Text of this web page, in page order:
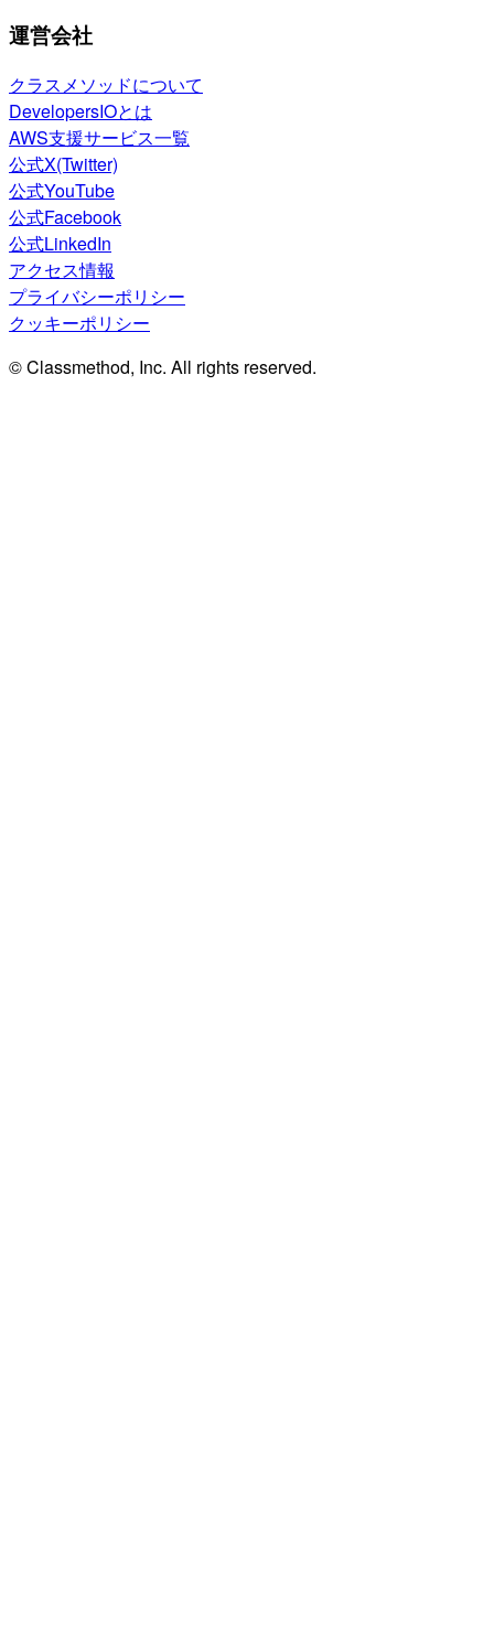
運営会社
クラスメソッドについて
DevelopersIOとは
AWS支援サービス一覧
公式X(Twitter)
公式YouTube
公式Facebook
公式LinkedIn
アクセス情報
プライバシーポリシー
クッキーポリシー
© Classmethod, Inc. All rights reserved.